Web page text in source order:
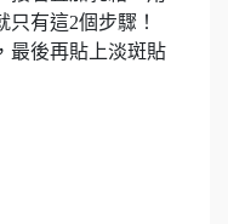
有這2個步驟！
最後再貼上淡斑貼